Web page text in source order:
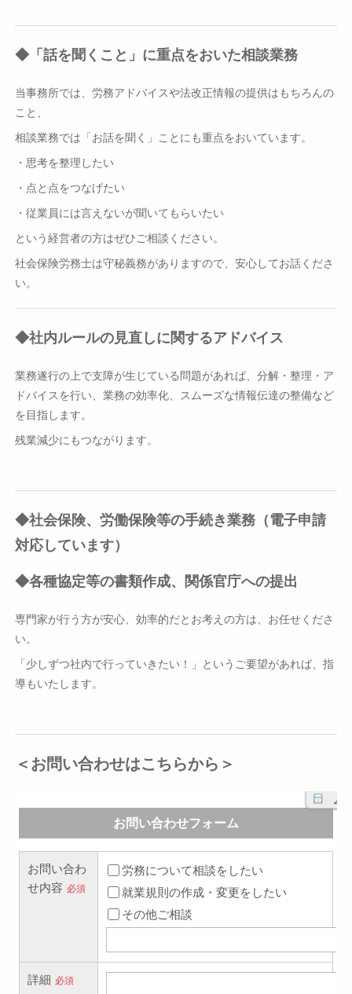
◆「話を聞くこと」に重点をおいた相談業務
当事務所では、労務アドバイスや法改正情報の提供はもちろんの
こと、
相談業務では「お話を聞く」ことにも重点をおいています。
・思考を整理したい
・点と点をつなげたい
・従業員には言えないが聞いてもらいたい
という経営者の方はぜひご相談ください。
社会保険労務士は守秘義務がありますので、安心してお話くださ
い。
◆社内ルールの見直しに関するアドバイス
業務遂行の上で支障が生じている問題があれば、分解・整理・ア
ドバイスを行い、業務の効率化、スムーズな情報伝達の整備など
を目指します。
残業減少にもつながります。
◆社会保険、労働保険等の手続き業務（電子申請
対応しています）
◆各種協定等の書類作成、関係官庁への提出
専門家が行う方が安心、効率的だとお考えの方は、お任せくださ
い。
「少しずつ社内で行っていきたい！」というご要望があれば、指
導もいたします。
＜お問い合わせはこちらから＞